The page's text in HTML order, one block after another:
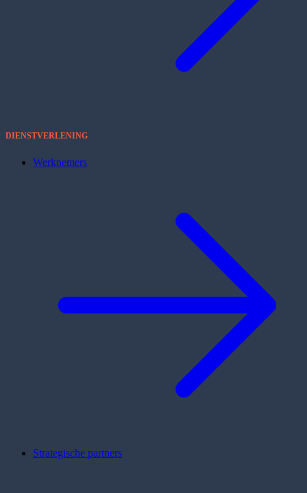
DIENSTVERLENING
Werknemers
Strategische partners